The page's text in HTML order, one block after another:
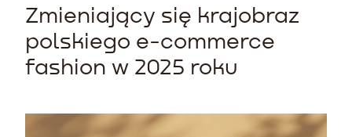
Zmieniający się krajobraz
polskiego e-commerce
fashion w 2025 roku